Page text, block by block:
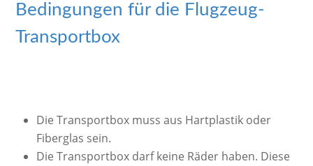
Bedingungen für die Flugzeug-
Transportbox
Die Transportbox muss aus Hartplastik oder
Fiberglas sein.
Die Transportbox darf keine Räder haben. Diese